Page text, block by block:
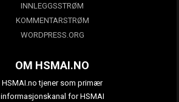
INNLEGGSSTRØM
KOMMENTARSTRØM
WORDPRESS.ORG
OM HSMAI.NO
HSMAI.no tjener som primær
informasjonskanal for HSMAI